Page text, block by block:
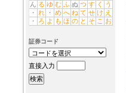
ん る ゆ む ふ ぬ つ す く
う
・ れ ・ め へ ね て せ け え
・
ろ よ も ほ の と そ こ お
証券コード
直接入力